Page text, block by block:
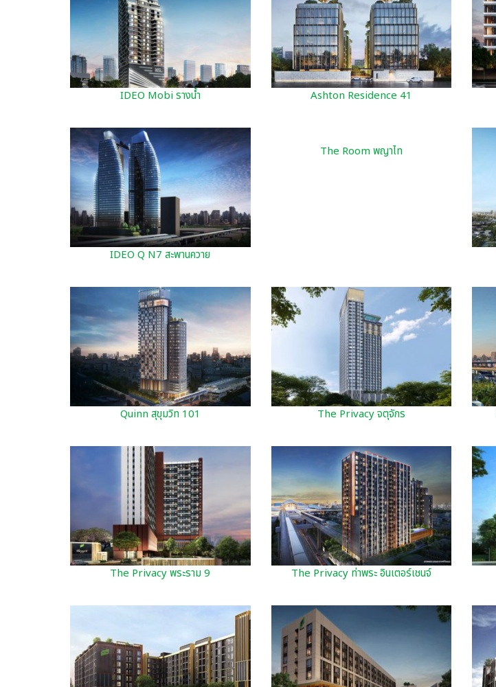
IDEO Mobi รางน้ำ Ashton Residence 41
IDEO Q N7 สะพานควาย
The Room พญาไท
Quinn สุขุมวิท 101 The Privacy จตุจักร
The Privacy พระราม 9 The Privacy ท่าพระ อินเตอร์เชนจ์